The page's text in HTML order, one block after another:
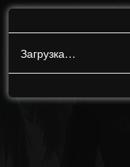
Загрузка…